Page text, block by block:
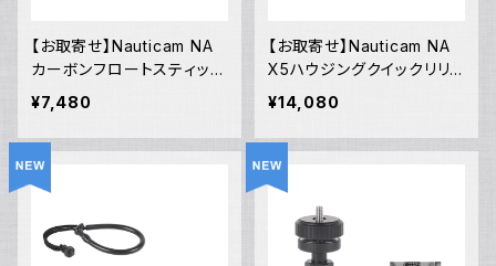
【お取寄せ】Nauticam NA
カーボンフロートスティック
350mm190 ボールベース
[21820]
¥7,480
【お取寄せ】Nauticam NA
X5ハウジングクイックリリ
ースアダプター [21819]
¥14,080